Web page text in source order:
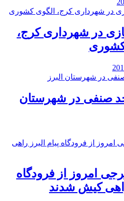
در شهرداری کرج،
کشوری
۶ واحد صنفی در شهرستان
امروز از فرودگاه
راهی کیش شدند